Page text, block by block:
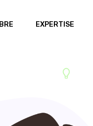
EXPERTISE